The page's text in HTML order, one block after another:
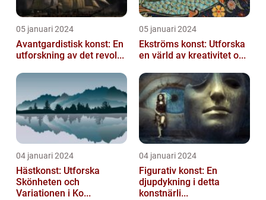
05 januari 2024
Avantgardistisk konst: En
utforskning av det revol...
05 januari 2024
Ekströms konst: Utforska
en värld av kreativitet o...
04 januari 2024
Hästkonst: Utforska
Skönheten och
Variationen i Ko...
04 januari 2024
Figurativ konst: En
djupdykning i detta
konstnärli...